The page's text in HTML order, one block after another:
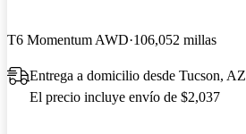
T6 Momentum AWD 106,052 millas
Entrega a domicilio desde Tucson, AZ
El precio incluye envío de $2,037